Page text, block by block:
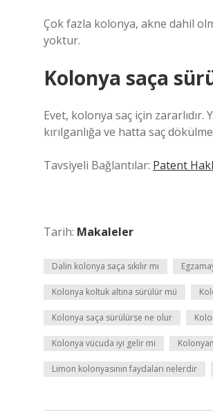
Çok fazla kolonya, akne dahil
yoktur.
Kolonya saça
Evet, kolonya saç için
kırılganlığa ve hatta saç
Tavsiyeli Bağlantılar: Patent
Tarih: Makaleler
Dalin kolonya saça sıkılır mı
Kolonya koltuk altına sürülür mü
Kolonya saça sürülürse ne olur
Kolonya vücuda iyi gelir mi
Limon kolonyasının faydaları nelerdir